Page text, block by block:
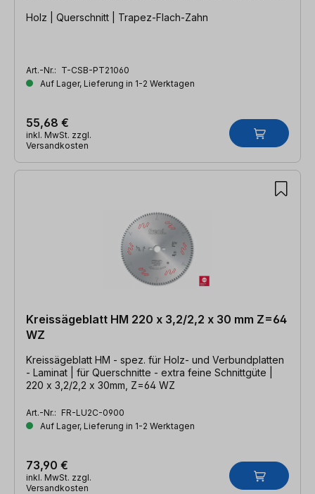
Holz | Querschnitt | Trapez-Flach-Zahn
Art.-Nr.: T-CSB-PT21060
Auf Lager, Lieferung in 1-2 Werktagen
55,68 €
inkl. MwSt. zzgl.
Versandkosten
Kreissägeblatt HM 220 x 3,2/2,2 x 30 mm Z=64
WZ
Kreissägeblatt HM - spez. für Holz- und Verbundplatten
- Laminat | für Querschnitte - extra feine Schnittgüte |
220 x 3,2/2,2 x 30mm, Z=64 WZ
Art.-Nr.: FR-LU2C-0900
Auf Lager, Lieferung in 1-2 Werktagen
73,90 €
inkl. MwSt. zzgl.
Versandkosten